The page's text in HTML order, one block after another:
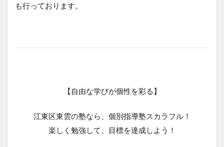
も行っております。
【自由な学びが個性を彩る】
江東区東雲の塾なら、個別指導塾スカラフル！
楽しく勉強して、目標を達成しよう！